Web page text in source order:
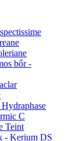
bőr -
C
Teint
- Kerium DS